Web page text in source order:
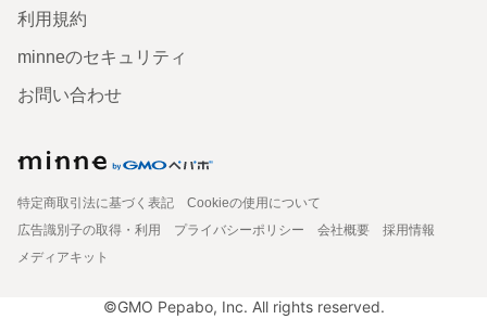
利用規約
minneのセキュリティ
お問い合わせ
特定商取引法に基づく表記
Cookieの使用について
広告識別子の取得・利用
プライバシーポリシー 会社概要
採用情報
メディアキット
©GMO Pepabo, Inc. All rights reserved.